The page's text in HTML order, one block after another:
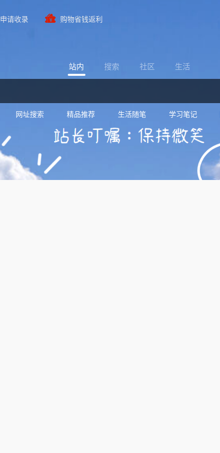
申请收录 购物省钱返利
站内 搜索 社区 生活
网址搜索 精品推荐 生活随笔 学习笔记